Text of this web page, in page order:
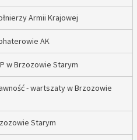
Armii Krajowej
AK
w Brzozowie Starym
- wartszaty w Brzozowie
Starym